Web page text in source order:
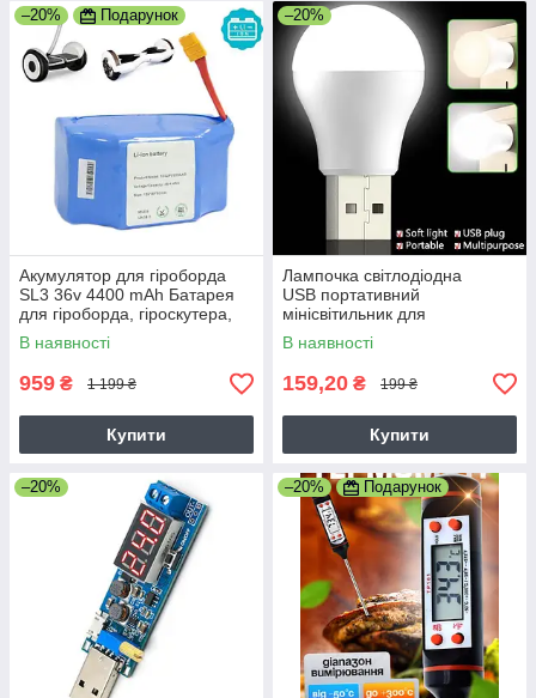
–20% Подарунок
Акумулятор для гіроборда
SL3 36v 4400 mAh Батарея
для гіроборда, гіроскутера,
міні сигвея
В наявності
959 ₴ 1 199 ₴
Купити
–20%
Лампочка світлодіодна
USB портативний
мінісвітильник для
повербанка ноутбука
В наявності
159,20 ₴ 199 ₴
Купити
–20% –20% Подарунок